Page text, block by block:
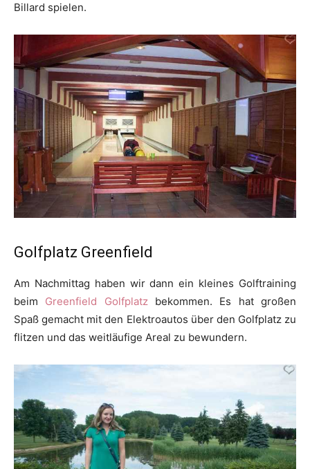
Billard spielen.
Golfplatz Greenfield
Am Nachmittag haben wir dann ein kleines Golftraining
beim Greenfield Golfplatz bekommen. Es hat großen
Spaß gemacht mit den Elektroautos über den Golfplatz zu
flitzen und das weitläufige Areal zu bewundern.